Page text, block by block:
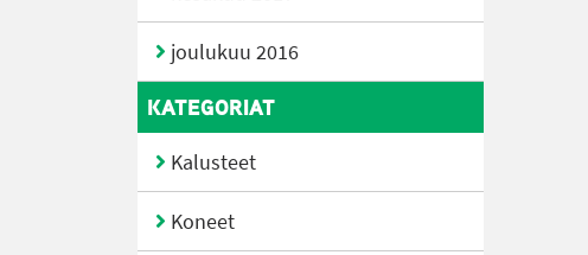
joulukuu 2016
KATEGORIAT
Kalusteet
Koneet